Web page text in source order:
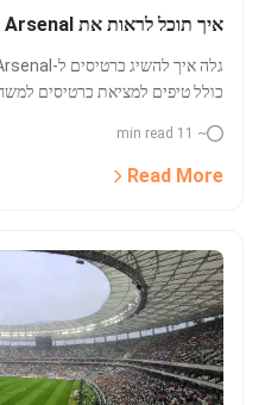
איך תוכל לראות את Arsenal זוכה באליפות
~ 11 min read
Read More